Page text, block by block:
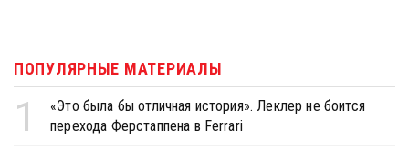
ПОПУЛЯРНЫЕ МАТЕРИАЛЫ
1
«Это была бы отличная история». Леклер не боится
перехода Ферстаппена в Ferrari